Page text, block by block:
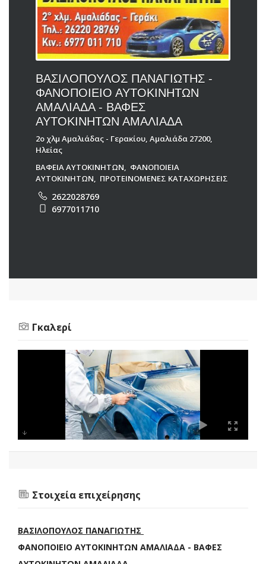
ΒΑΣΙΛΟΠΟΥΛΟΣ ΠΑΝΑΓΙΩΤΗΣ -
ΦΑΝΟΠΟΙΕΙΟ ΑΥΤΟΚΙΝΗΤΩΝ
ΑΜΑΛΙΑΔΑ - ΒΑΦΕΣ
ΑΥΤΟΚΙΝΗΤΩΝ ΑΜΑΛΙΑΔΑ
2ο χλμ Αμαλιάδας - Γερακίου, Αμαλιάδα 27200,
Ηλείας
ΒΑΦΕΙΑ ΑΥΤΟΚΙΝΗΤΩΝ, ΦΑΝΟΠΟΙΕΙΑ
ΑΥΤΟΚΙΝΗΤΩΝ, ΠΡΟΤΕΙΝΟΜΕΝΕΣ ΚΑΤΑΧΩΡΗΣΕΙΣ
2622028769
6977011710
Γκαλερί
Στοιχεία επιχείρησης
ΒΑΣΙΛΟΠΟΥΛΟΣ ΠΑΝΑΓΙΩΤΗΣ
ΦΑΝΟΠΟΙΕΙΟ ΑΥΤΟΚΙΝΗΤΩΝ ΑΜΑΛΙΑΔΑ - ΒΑΦΕΣ